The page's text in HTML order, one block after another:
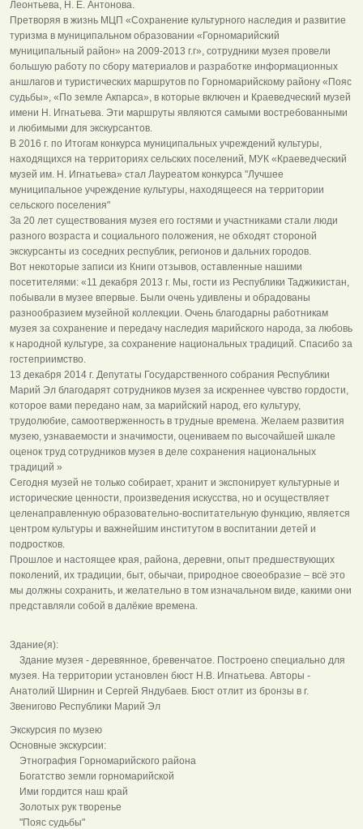
Леонтьева, Н. Е. Антонова.
Претворяя в жизнь МЦП «Сохранение культурного наследия и развитие
туризма в муниципальном образовании «Горномарийский
муниципальный район» на 2009-2013 г.г», сотрудники музея провели
большую работу по сбору материалов и разработке информационных
аншлагов и туристических маршрутов по Горномарийскому району «Пояс
судьбы», «По земле Акпарса», в которые включен и Краеведческий музей
имени Н. Игнатьева. Эти маршруты являются самыми востребованными
и любимыми для экскурсантов.
В 2016 г. по Итогам конкурса муниципальных учреждений культуры,
находящихся на территориях сельских поселений, МУК «Краеведческий
музей им. Н. Игнатьева» стал Лауреатом конкурса "Лучшее
муниципальное учреждение культуры, находящееся на территории
сельского поселения"
За 20 лет существования музея его гостями и участниками стали люди
разного возраста и социального положения, не обходят стороной
экскурсанты из соседних республик, регионов и дальних городов.
Вот некоторые записи из Книги отзывов, оставленные нашими
посетителями: «11 декабря 2013 г. Мы, гости из Республики Таджикистан,
побывали в музее впервые. Были очень удивлены и обрадованы
разнообразием музейной коллекции. Очень благодарны работникам
музея за сохранение и передачу наследия марийского народа, за любовь
к народной культуре, за сохранение национальных традиций. Спасибо за
гостеприимство.
13 декабря 2014 г. Депутаты Государственного собрания Республики
Марий Эл благодарят сотрудников музея за искреннее чувство гордости,
которое вами передано нам, за марийский народ, его культуру,
трудолюбие, самоотверженность в трудные времена. Желаем развития
музею, узнаваемости и значимости, оцениваем по высочайшей шкале
оценок труд сотрудников музея в деле сохранения национальных
традиций »
Сегодня музей не только собирает, хранит и экспонирует культурные и
исторические ценности, произведения искусства, но и осуществляет
целенаправленную образовательно-воспитательную функцию, является
центром культуры и важнейшим институтом в воспитании детей и
подростков.
Прошлое и настоящее края, района, деревни, опыт предшествующих
поколений, их традиции, быт, обычаи, природное своеобразие – всё это
мы должны сохранить, и желательно в том изначальном виде, какими они
представляли собой в далёкие времена.
Здание(я):
Здание музея - деревянное, бревенчатое. Построено специально для
музея. На территории установлен бюст Н.В. Игнатьева. Авторы -
Анатолий Ширнин и Сергей Яндубаев. Бюст отлит из бронзы в г.
Звенигово Республики Марий Эл
Экскурсия по музею
Основные экскурсии:
Этнография Горномарийского района
Богатство земли горномарийской
Ими гордится наш край
Золотых рук творенье
"Пояс судьбы"